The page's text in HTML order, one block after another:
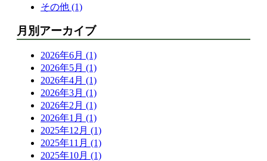
その他 (1)
月別アーカイブ
2026年6月 (1)
2026年5月 (1)
2026年4月 (1)
2026年3月 (1)
2026年2月 (1)
2026年1月 (1)
2025年12月 (1)
2025年11月 (1)
2025年10月 (1)